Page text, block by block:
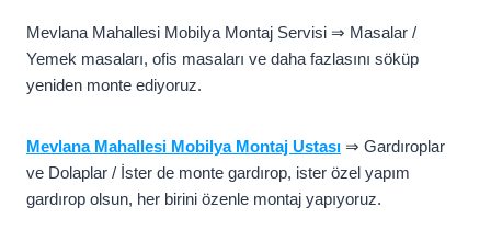
Mevlana Mahallesi Mobilya Montaj Servisi ⇒ Masalar /
Yemek masaları, ofis masaları ve daha fazlasını söküp
yeniden monte ediyoruz.
Mevlana Mahallesi Mobilya Montaj Ustası ⇒ Gardıroplar
ve Dolaplar / İster de monte gardırop, ister özel yapım
gardırop olsun, her birini özenle montaj yapıyoruz.